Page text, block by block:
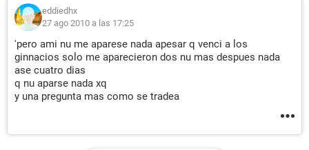
eddiedhx
27 ago 2010 a las 17:25
'pero ami nu me aparese nada apesar q venci a los
ginnacios solo me aparecieron dos nu mas despues nada
ase cuatro dias
q nu aparse nada xq
y una pregunta mas como se tradea